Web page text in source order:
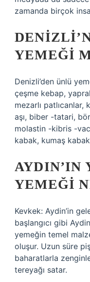
zamanda birçok
YEMEĞI
Denizli’den ünlü
çeşme kebap,
mezarlı
aşı, biber -tatari,
molastin -kibris -
kabak, kumaş
AYDIN’IN
YEMEĞI
Kevkek: Aydin’in
başlangıcı gibi
yemeğin temel
oluşur. Uzun süre
baharatlarla
tereyağı satar.